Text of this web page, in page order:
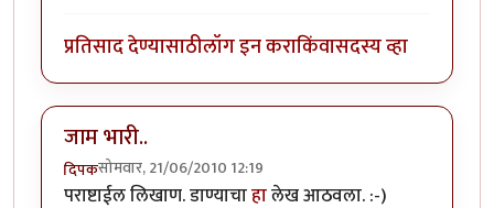
प्रतिसाद देण्यासाठीलॉग इन कराकिंवासदस्य व्हा
जाम भारी..
दिपकसोमवार, 21/06/2010 12:19
पराष्टाईल लिखाण. डाण्याचाहालेख आठवला. :-)